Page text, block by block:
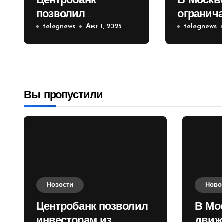
позволил
инвесторам из
враждебных
telegnews Авг 1, 2025 telegnews
Вы пропустили
Новости
Центробанк позволил
В